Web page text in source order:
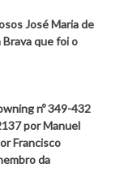
José Maria de
que foi o
nº 349-432
por Manuel
Francisco
da